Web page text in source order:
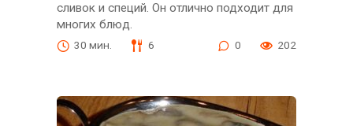
сливок и специй. Он отлично подходит для
многих блюд.
30 мин. 6 0 202